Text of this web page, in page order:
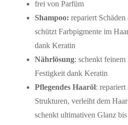
frei von Parfüm
Shampoo: repariert
schützt Farbpigmente im
dank Keratin
Nährlösung: schenkt
Festigkeit dank Keratin
Pflegendes Haaröl: repariert
Strukturen, verleiht dem
schenkt ultimativen Glanz